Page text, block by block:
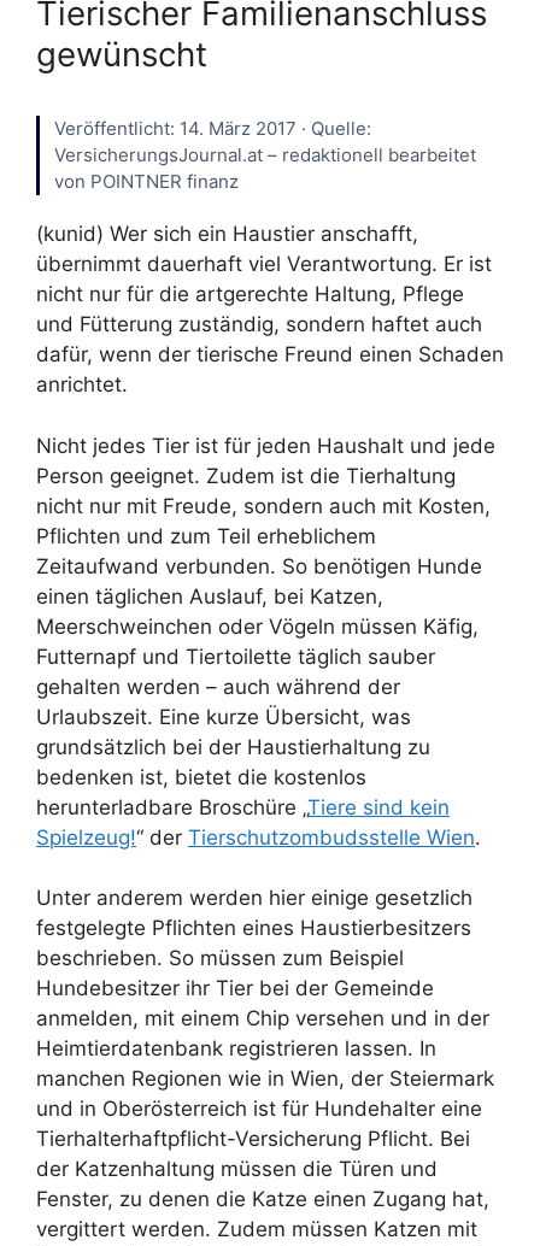
Tierischer Familienanschluss
gewünscht
Veröffentlicht: 14. März 2017 · Quelle:
VersicherungsJournal.at – redaktionell bearbeitet
von POINTNER finanz
(kunid) Wer sich ein Haustier anschafft,
übernimmt dauerhaft viel Verantwortung. Er ist
nicht nur für die artgerechte Haltung, Pflege
und Fütterung zuständig, sondern haftet auch
dafür, wenn der tierische Freund einen Schaden
anrichtet.
Nicht jedes Tier ist für jeden Haushalt und jede
Person geeignet. Zudem ist die Tierhaltung
nicht nur mit Freude, sondern auch mit Kosten,
Pflichten und zum Teil erheblichem
Zeitaufwand verbunden. So benötigen Hunde
einen täglichen Auslauf, bei Katzen,
Meerschweinchen oder Vögeln müssen Käfig,
Futternapf und Tiertoilette täglich sauber
gehalten werden – auch während der
Urlaubszeit. Eine kurze Übersicht, was
grundsätzlich bei der Haustierhaltung zu
bedenken ist, bietet die kostenlos
herunterladbare Broschüre „Tiere sind kein
Spielzeug!“ der Tierschutzombudsstelle Wien.
Unter anderem werden hier einige gesetzlich
festgelegte Pflichten eines Haustierbesitzers
beschrieben. So müssen zum Beispiel
Hundebesitzer ihr Tier bei der Gemeinde
anmelden, mit einem Chip versehen und in der
Heimtierdatenbank registrieren lassen. In
manchen Regionen wie in Wien, der Steiermark
und in Oberösterreich ist für Hundehalter eine
Tierhalterhaftpflicht-Versicherung Pflicht. Bei
der Katzenhaltung müssen die Türen und
Fenster, zu denen die Katze einen Zugang hat,
vergittert werden. Zudem müssen Katzen mit